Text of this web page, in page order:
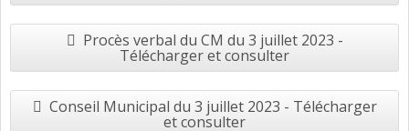
Procès verbal du CM du 3 juillet 2023 -
Télécharger et consulter
Conseil Municipal du 3 juillet 2023 - Télécharger
et consulter